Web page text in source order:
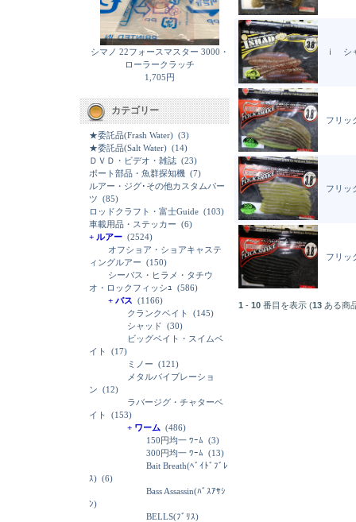
シマノ 22フォースマスター 3000・
ローラークラッチ
1,705円
カテゴリー
★委託品(Frash Water) (3)
★委託品(Salt Water) (14)
ＤＶＤ・ビデオ・雑誌 (23)
ボート部品・魚群探知機 (7)
ルアー・ジグ･その他カスタムパー
ツ (85)
ロッドクラフト・富士Guide (103)
車載用品・ステッカー (6)
+ ルアー (2524)
オフショア・ショアキャステ
ィングルアー (150)
シーバス・ヒラメ・タチウ
オ・ロックフィッシｭ (586)
+ バス (1166)
クランクベイト
(145)
シャッド (30)
ビッグベイト・スイムベ
イト
(17)
ミノー (121)
メタルバイブレーショ
ン (12)
ラバージグ・チャターベ
イト
(153)
+ ワーム (486)
150円均一 ﾜｰﾑ (3)
300円均一 ﾜｰﾑ (13)
Bait Breath(ﾍﾞｲﾄﾞﾌﾞﾚ
ｽ) (6)
Bass Assassin(ﾊﾞｽｱｻｼ
ﾝ)
BELLS(ﾌﾞﾘｽ)
ｉ シ
フリッ
フリッ
フリッ
1 - 10 番目を表示 (13 ある商